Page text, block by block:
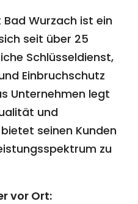
Wurzach ist ein
seit über 25
Schlüsseldienst,
Einbruchschutz
Unternehmen legt
und
seinen Kunden
zu
vor Ort: